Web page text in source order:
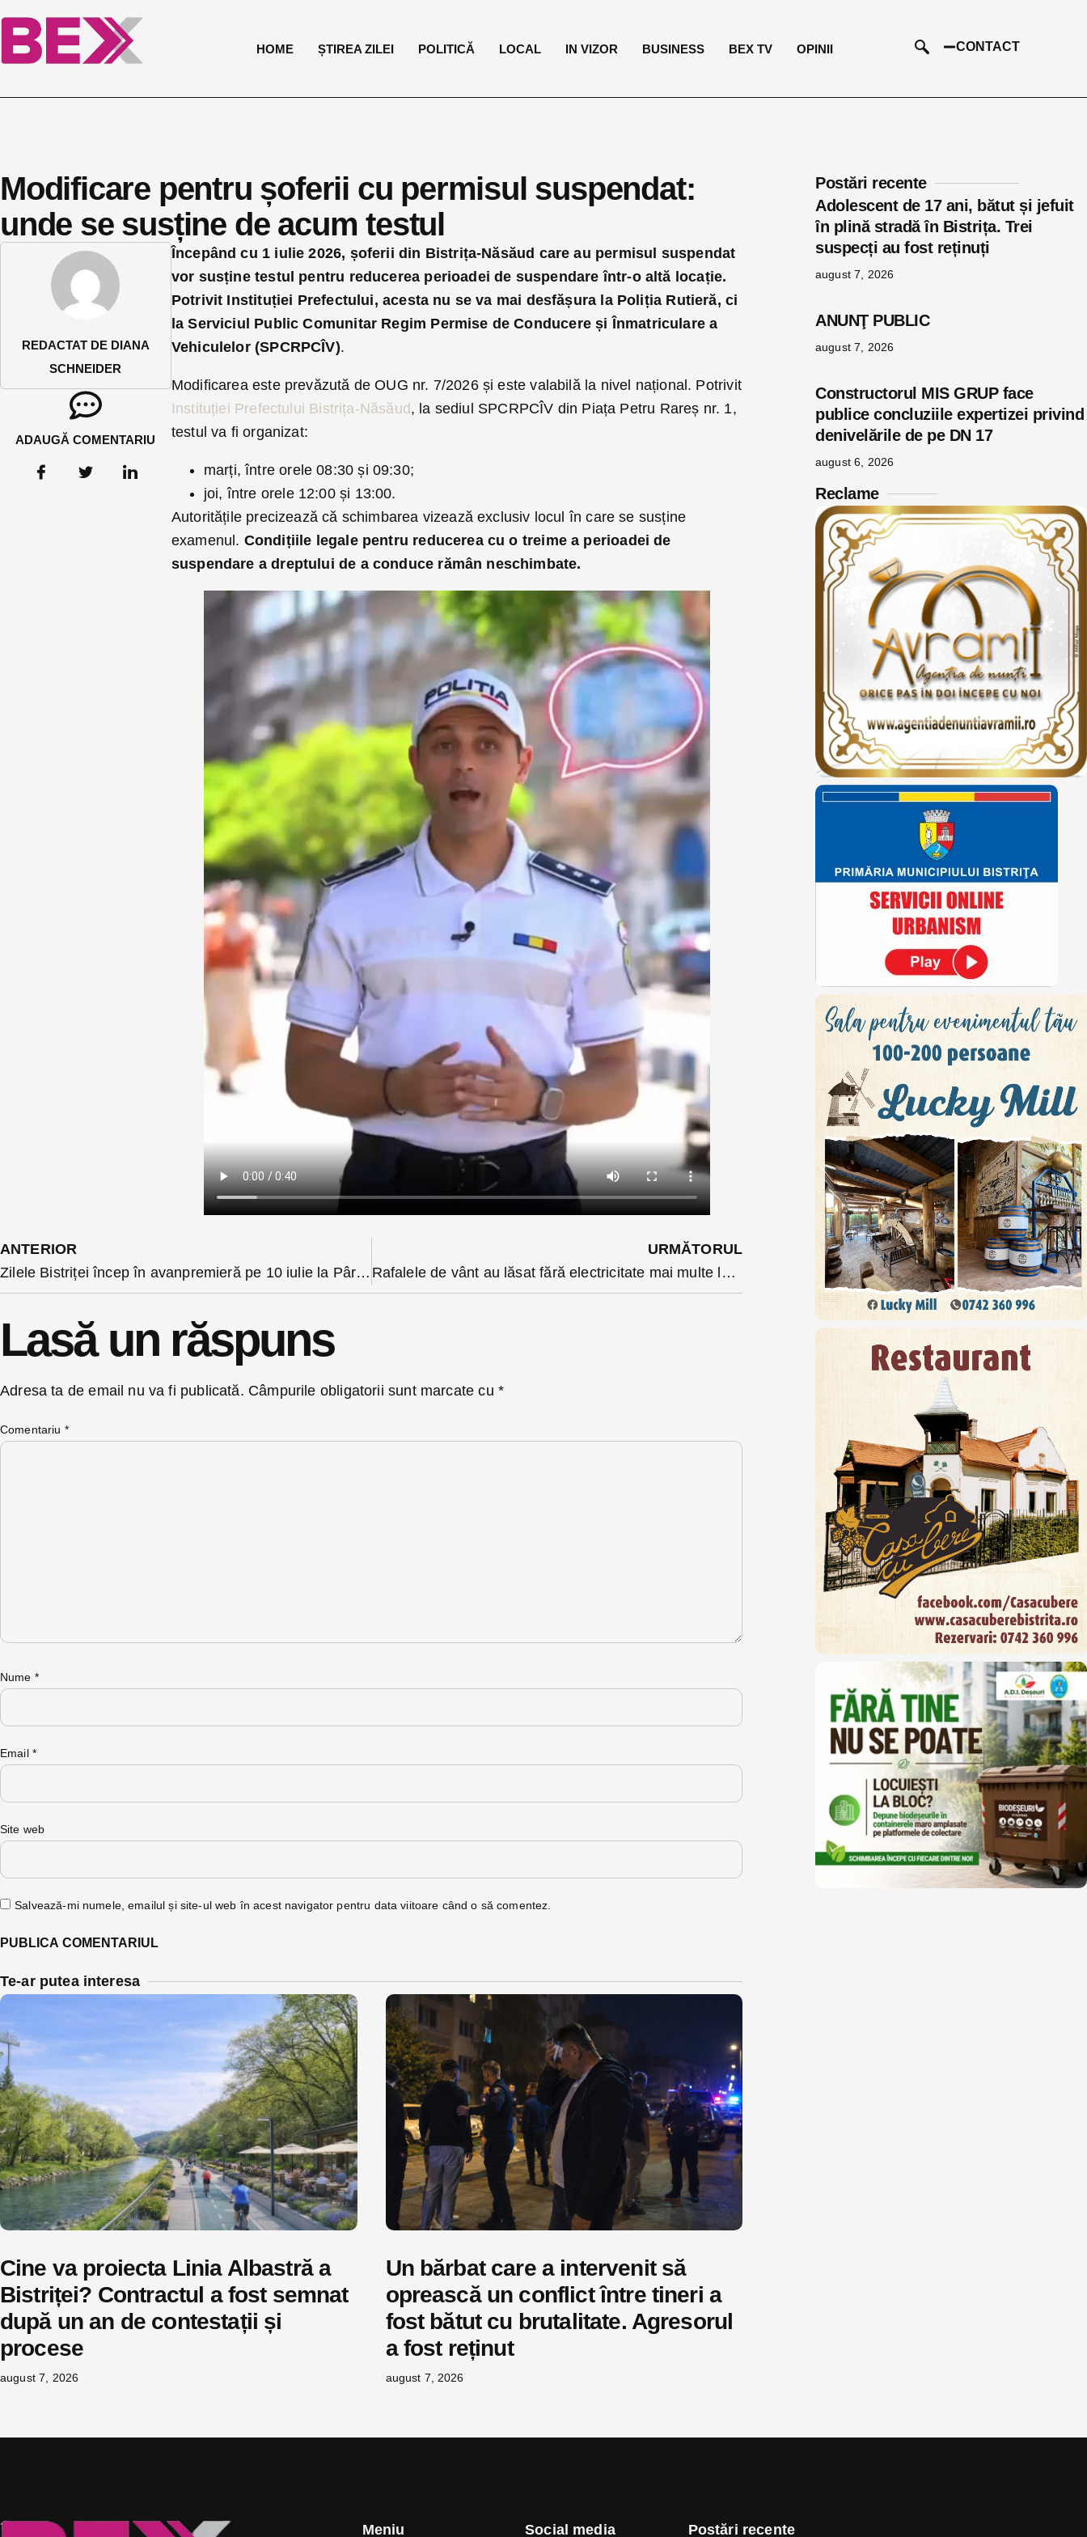
HOME ȘTIREA ZILEI POLITICĂ LOCAL IN VIZOR BUSINESS BEX TV OPINII CONTACT
Modificare pentru șoferii cu permisul suspendat:
unde se susține de acum testul
REDACTAT DE DIANA
SCHNEIDER
ADAUGĂ COMENTARIU
Începând cu 1 iulie 2026, șoferii din Bistrița-Năsăud care au permisul suspendat
vor susține testul pentru reducerea perioadei de suspendare într-o altă locație.
Potrivit Instituției Prefectului, acesta nu se va mai desfășura la Poliția Rutieră, ci
la Serviciul Public Comunitar Regim Permise de Conducere și Înmatriculare a
Vehiculelor (SPCRPCÎV).
Modificarea este prevăzută de OUG nr. 7/2026 și este valabilă la nivel național. Potrivit
Instituției Prefectului Bistrița-Năsăud , la sediul SPCRPCÎV din Piața Petru Rareș nr. 1,
testul va fi organizat:
marți, între orele 08:30 și 09:30;
joi, între orele 12:00 și 13:00.
Autoritățile precizează că schimbarea vizează exclusiv locul în care se susține
examenul. Condițiile legale pentru reducerea cu o treime a perioadei de
suspendare a dreptului de a conduce rămân neschimbate.
ANTERIOR
Zilele Bistriței încep în avanpremieră pe 10 iulie la Pârtia Cocoș
URMĂTORUL
Rafalele de vânt au lăsat fără electricitate mai multe localități din județ. Pe site-ul distribuitorului sunt 24 de situații
Lasă un răspuns
Adresa ta de email nu va fi publicată. Câmpurile obligatorii sunt marcate cu *
Comentariu *
Nume *
Email *
Site web
Salvează-mi numele, emailul și site-ul web în acest navigator pentru data viitoare când o să comentez.
Te-ar putea interesa
Cine va proiecta Linia Albastră a
Bistriței? Contractul a fost semnat
după un an de contestații și
procese
august 7, 2026
Un bărbat care a intervenit să
oprească un conflict între tineri a
fost bătut cu brutalitate. Agresorul
a fost reținut
august 7, 2026
Postări recente
Adolescent de 17 ani, bătut și jefuit
în plină stradă în Bistrița. Trei
suspecți au fost reținuți
august 7, 2026
ANUNŢ PUBLIC
august 7, 2026
Constructorul MIS GRUP face
publice concluziile expertizei privind
denivelările de pe DN 17
august 6, 2026
Reclame
Meniu Social media Postări recente